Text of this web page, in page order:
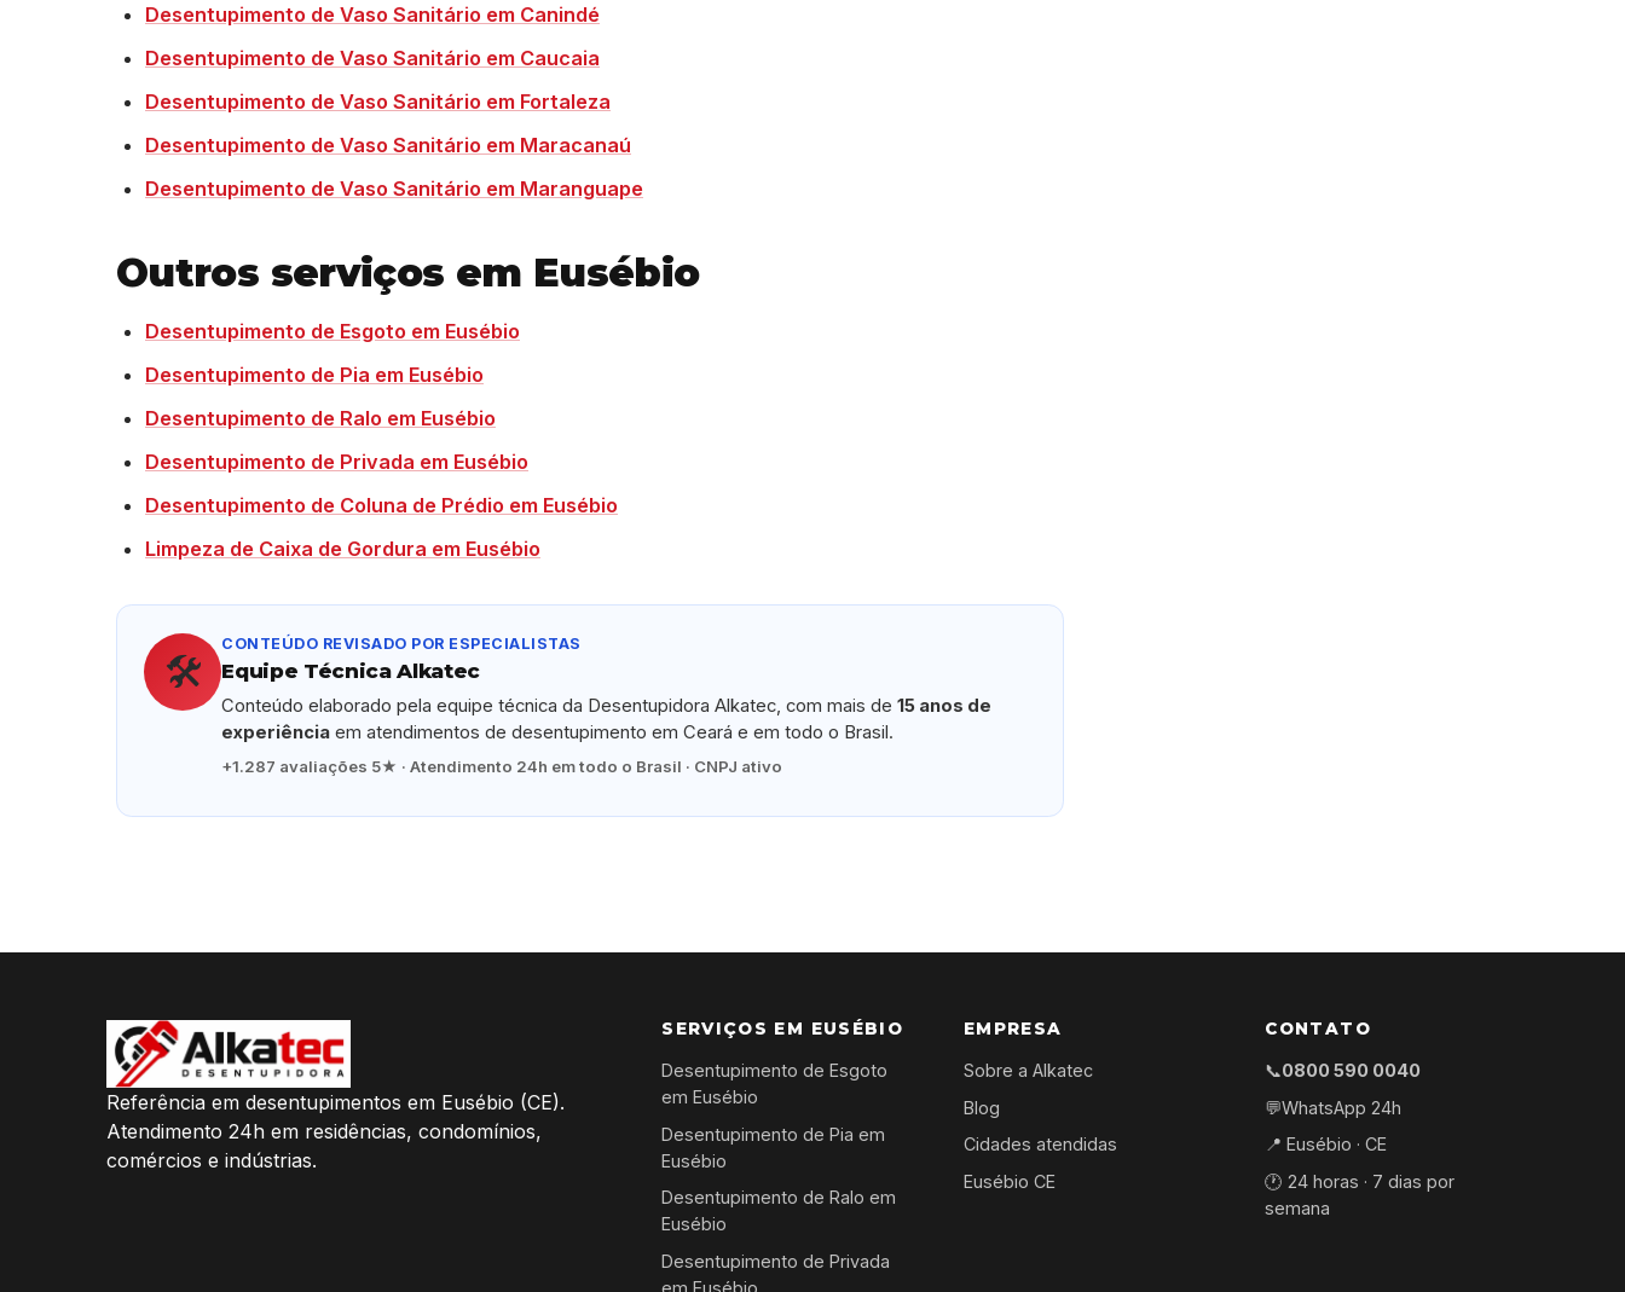
Desentupimento de Vaso Sanitário em Canindé
Desentupimento de Vaso Sanitário em Caucaia
Desentupimento de Vaso Sanitário em Fortaleza
Desentupimento de Vaso Sanitário em Maracanaú
Desentupimento de Vaso Sanitário em Maranguape
Outros serviços em Eusébio
Desentupimento de Esgoto em Eusébio
Desentupimento de Pia em Eusébio
Desentupimento de Ralo em Eusébio
Desentupimento de Privada em Eusébio
Desentupimento de Coluna de Prédio em Eusébio
Limpeza de Caixa de Gordura em Eusébio
🛠️
CONTEÚDO REVISADO POR ESPECIALISTAS
Equipe Técnica Alkatec
Conteúdo elaborado pela equipe técnica da Desentupidora Alkatec, com mais de15 anos de
experiência em atendimentos de desentupimento em Ceará e em todo o Brasil.
+1.287 avaliações 5★ · Atendimento 24h em todo o Brasil · CNPJ ativo
Referência em desentupimentos em Eusébio (CE).
Atendimento 24h em residências, condomínios,
comércios e indústrias.
SERVIÇOS EM EUSÉBIO
Desentupimento de Esgoto
em Eusébio
Desentupimento de Pia em
Eusébio
Desentupimento de Ralo em
Eusébio
Desentupimento de Privada
EMPRESA
Sobre a Alkatec
Blog
Cidades atendidas
Eusébio CE
CONTATO
📞0800 590 0040
💬WhatsApp 24h
📍 Eusébio · CE
🕐 24 horas · 7 dias por
semana